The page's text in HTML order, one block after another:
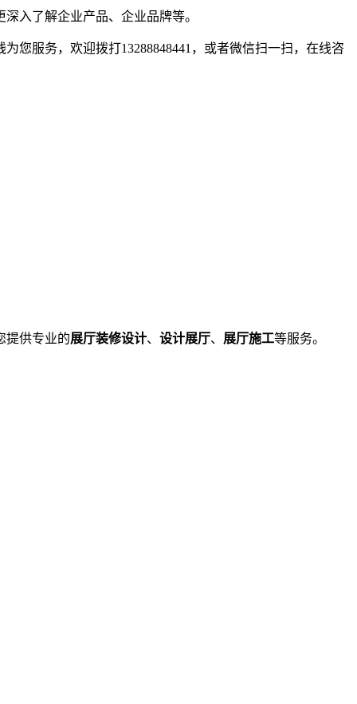
入了解企业产品、企业品牌等。
您服务，欢迎拨打13288848441，或者微信扫一扫，在线咨
提供专业的展厅装修设计、 设计展厅、 展厅施工等服务。